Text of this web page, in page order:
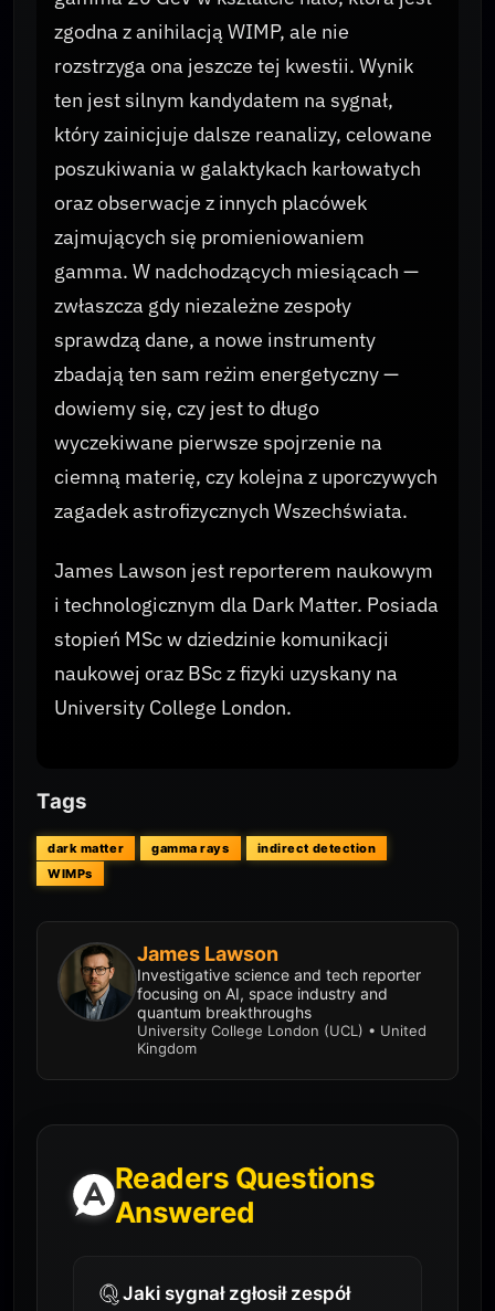
zgodna z anihilacją WIMP, ale nie
rozstrzyga ona jeszcze tej kwestii. Wynik
ten jest silnym kandydatem na sygnał,
który zainicjuje dalsze reanalizy, celowane
poszukiwania w galaktykach karłowatych
oraz obserwacje z innych placówek
zajmujących się promieniowaniem
gamma. W nadchodzących miesiącach —
zwłaszcza gdy niezależne zespoły
sprawdzą dane, a nowe instrumenty
zbadają ten sam reżim energetyczny —
dowiemy się, czy jest to długo
wyczekiwane pierwsze spojrzenie na
ciemną materię, czy kolejna z uporczywych
zagadek astrofizycznych Wszechświata.
James Lawson jest reporterem naukowym
i technologicznym dla Dark Matter. Posiada
stopień MSc w dziedzinie komunikacji
naukowej oraz BSc z fizyki uzyskany na
University College London.
Tags
dark matter gamma rays
indirect detection
WIMPs
James Lawson
Investigative science and tech reporter
focusing on AI, space industry and
quantum breakthroughs
University College London (UCL) • United
Kingdom
Readers Questions
Answered
Jaki sygnał zgłosił zespół